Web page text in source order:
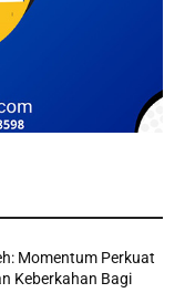
Momentum Perkuat
Keberkahan Bagi